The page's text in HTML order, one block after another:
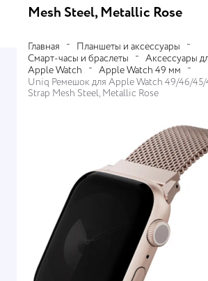
Mesh Steel, Metallic Rose
Главная
Планшеты и аксессуары
Смарт-часы и браслеты
Аксессуары
Apple Watch
Apple Watch 49 мм
Uniq Ремешок для Apple Watch 49/46/45/
Strap Mesh Steel, Metallic Rose